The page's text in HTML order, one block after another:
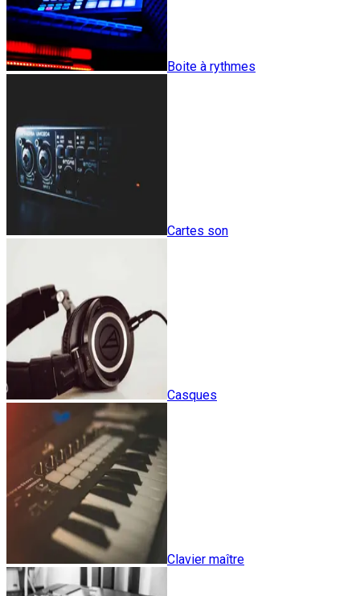
Boite à rythmes
Cartes son
Casques
Clavier maître